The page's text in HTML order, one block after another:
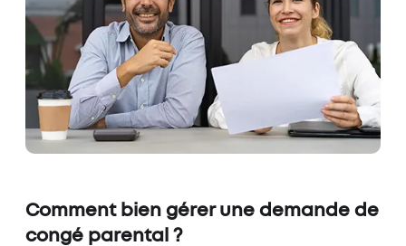
Comment bien gérer une demande de
congé parental ?